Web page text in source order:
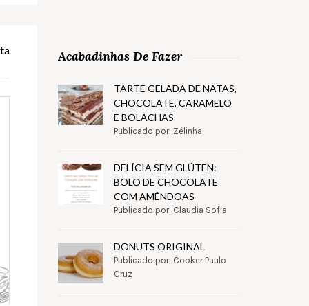
Acabadinhas De Fazer
TARTE GELADA DE NATAS,
CHOCOLATE, CARAMELO
E BOLACHAS
Publicado por: Zélinha
DELÍCIA SEM GLÚTEN:
BOLO DE CHOCOLATE
COM AMÊNDOAS
Publicado por: Claudia Sofia
DONUTS ORIGINAL
Publicado por: Cooker Paulo
Cruz